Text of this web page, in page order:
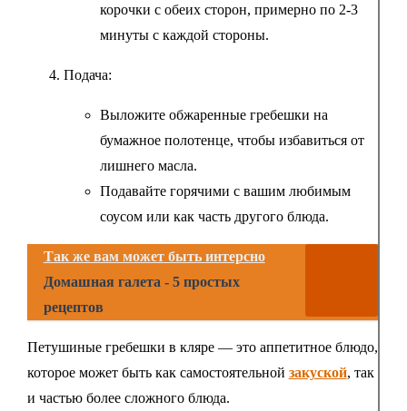
корочки с обеих сторон, примерно по 2-3
минуты с каждой стороны.
Подача:
Выложите обжаренные гребешки на
бумажное полотенце, чтобы избавиться от
лишнего масла.
Подавайте горячими с вашим любимым
соусом или как часть другого блюда.
Так же вам может быть интерсно
Домашная галета - 5 простых
рецептов
Петушиные гребешки в кляре — это аппетитное блюдо,
которое может быть как самостоятельной закуской, так
и частью более сложного блюда.